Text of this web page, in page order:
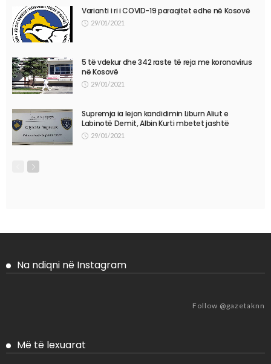
Varianti i ri i COVID-19 paraqitet edhe në Kosovë
29/01/2021
5 të vdekur dhe 342 raste të reja me koronavirus
në Kosovë
29/01/2021
Supremja ia lejon kandidimin Liburn Aliut e
Labinotë Demit, Albin Kurti mbetet jashtë
29/01/2021
Na ndiqni në Instagram
Follow @gazetaknn
Më të lexuarat